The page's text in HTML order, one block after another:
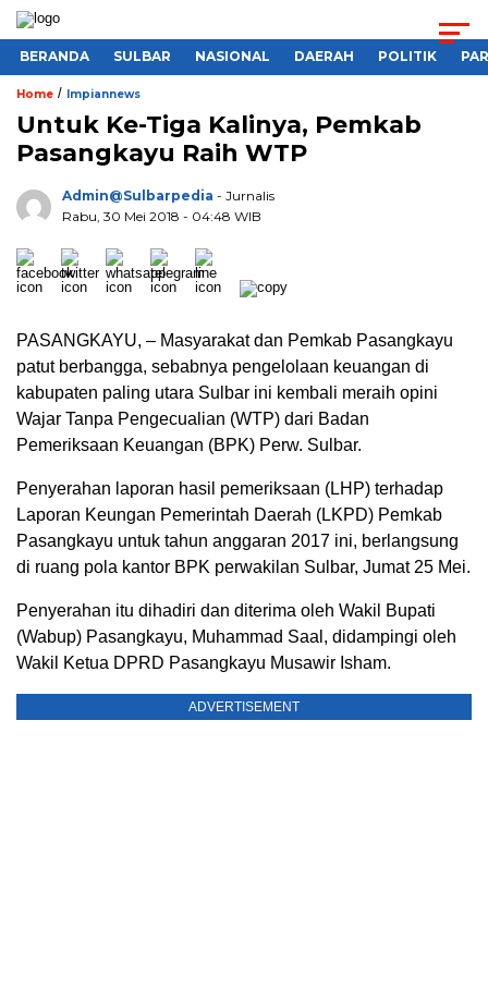
BERANDA SULBAR NASIONAL DAERAH POLITIK
Home / Impiannews
Untuk Ke-Tiga Kalinya, Pemkab
Pasangkayu Raih WTP
Admin@sulbarpedia - Jurnalis
Rabu, 30 Mei 2018 - 04:48 WIB
PASANGKAYU, – Masyarakat dan Pemkab Pasangkayu
patut berbangga, sebabnya pengelolaan keuangan di
kabupaten paling utara Sulbar ini kembali meraih opini
Wajar Tanpa Pengecualian (WTP) dari Badan
Pemeriksaan Keuangan (BPK) Perw. Sulbar.
Penyerahan laporan hasil pemeriksaan (LHP) terhadap
Laporan Keungan Pemerintah Daerah (LKPD) Pemkab
Pasangkayu untuk tahun anggaran 2017 ini, berlangsung
di ruang pola kantor BPK perwakilan Sulbar, Jumat 25 Mei.
Penyerahan itu dihadiri dan diterima oleh Wakil Bupati
(Wabup) Pasangkayu, Muhammad Saal, didampingi oleh
Wakil Ketua DPRD Pasangkayu Musawir Isham.
ADVERTISEMENT